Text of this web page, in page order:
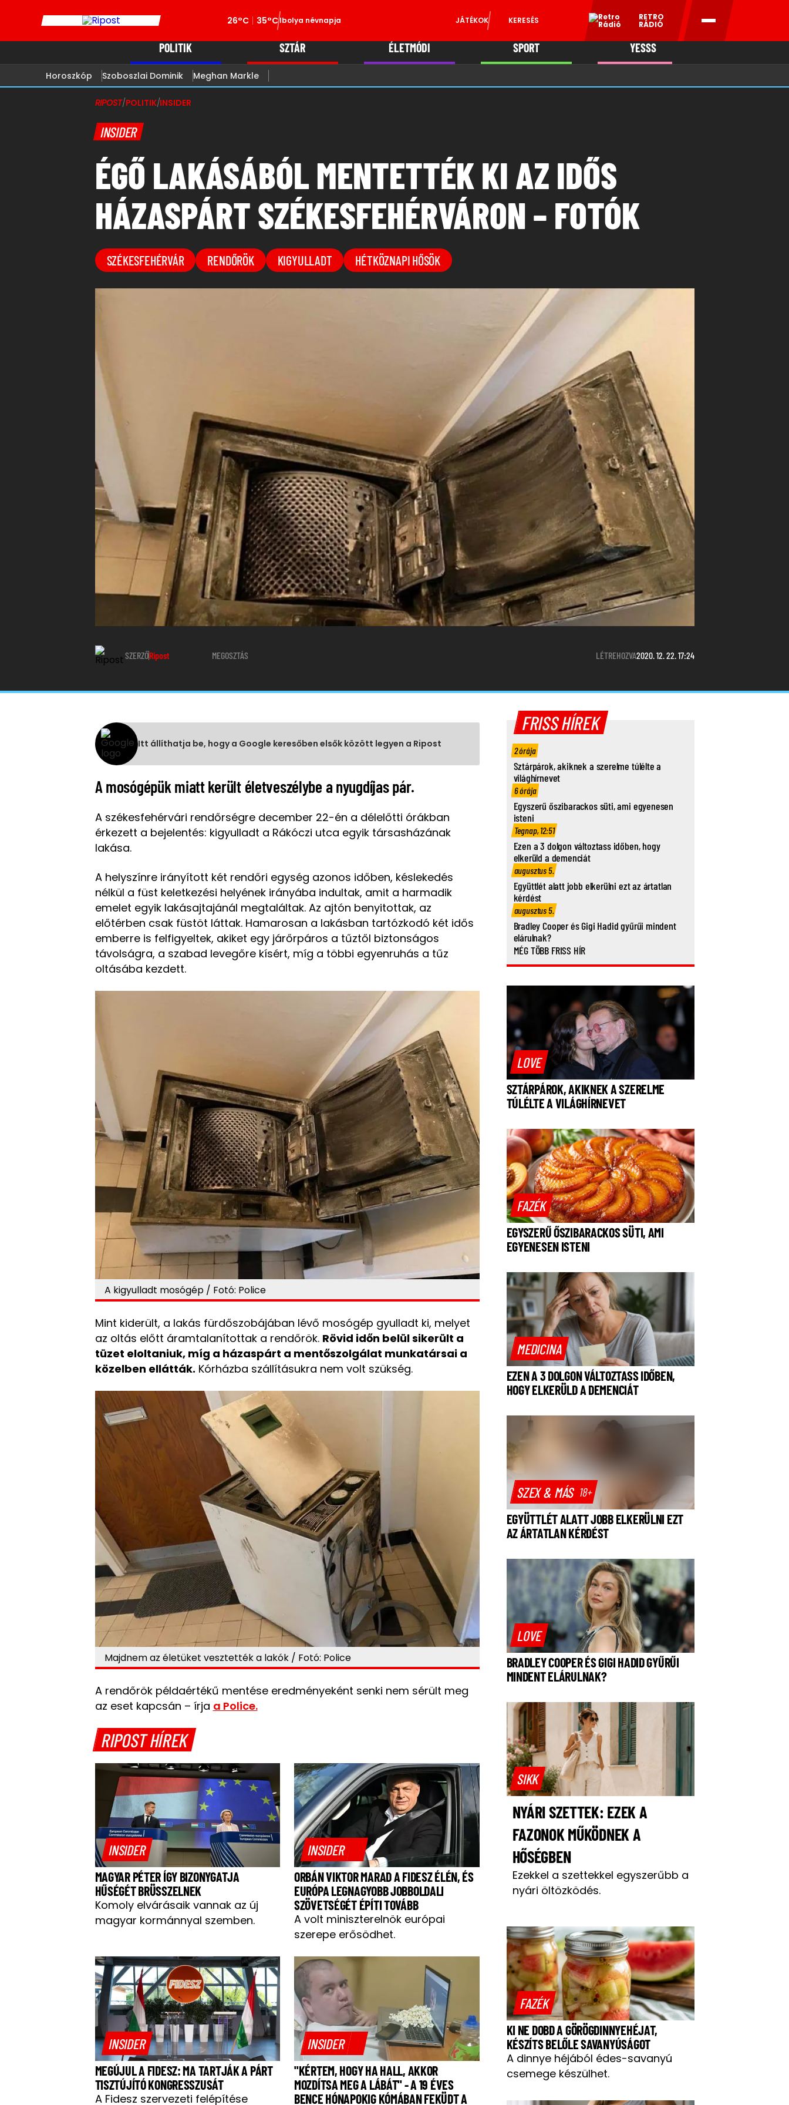
26°C 35°CIbolya névnapja JÁTÉKOK KERESÉS RETRO
RÁDIÓ
POLITIK SZTÁR ÉLETMÓDI SPORT YESSS
Horoszkóp Szoboszlai Dominik Meghan Markle
RIPOST/POLITIK/INSIDER
INSIDER
ÉGŐ LAKÁSÁBÓL MENTETTÉK KI AZ IDŐS
HÁZASPÁRT SZÉKESFEHÉRVÁRON – FOTÓK
SZÉKESFEHÉRVÁR RENDŐRÖK KIGYULLADT HÉTKÖZNAPI HŐSÖK
SZERZŐRipost MEGOSZTÁS LÉTREHOZVA2020. 12. 22. 17:24
Itt állíthatja be, hogy a Google keresőben elsők között legyen a Ripost
A mosógépük miatt került életveszélybe a nyugdíjas pár.
A székesfehérvári rendőrségre december 22-én a délelőtti órákban
érkezett a bejelentés: kigyulladt a Rákóczi utca egyik társasházának
lakása.
A helyszínre irányított két rendőri egység azonos időben, késlekedés
nélkül a füst keletkezési helyének irányába indultak, amit a harmadik
emelet egyik lakásajtajánál megtaláltak. Az ajtón benyitottak, az
előtérben csak füstöt láttak. Hamarosan a lakásban tartózkodó két idős
emberre is felfigyeltek, akiket egy járőrpáros a tűztől biztonságos
távolságra, a szabad levegőre kísért, míg a többi egyenruhás a tűz
oltásába kezdett.
A kigyulladt mosógép / Fotó: Police
Mint kiderült, a lakás fürdőszobájában lévő mosógép gyulladt ki, melyet
az oltás előtt áramtalanítottak a rendőrök. Rövid időn belül sikerült a
tüzet eloltaniuk, míg a házaspárt a mentőszolgálat munkatársai a
közelben ellátták. Kórházba szállításukra nem volt szükség.
Majdnem az életüket vesztették a lakók / Fotó: Police
A rendőrök példaértékű mentése eredményeként senki nem sérült meg
az eset kapcsán – írja a Police.
RIPOST HÍREK
INSIDER
MAGYAR PÉTER ÍGY BIZONYGATJA
HŰSÉGÉT BRÜSSZELNEK
Komoly elvárásaik vannak az új
magyar kormánnyal szemben.
INSIDER
ORBÁN VIKTOR MARAD A FIDESZ ÉLÉN, ÉS
EURÓPA LEGNAGYOBB JOBBOLDALI
SZÖVETSÉGÉT ÉPÍTI TOVÁBB
A volt miniszterelnök európai
szerepe erősödhet.
INSIDER
MEGÚJUL A FIDESZ: MA TARTJÁK A PÁRT
TISZTÚJÍTÓ KONGRESSZUSÁT
A Fidesz szervezeti felépítése
INSIDER
"KÉRTEM, HOGY HA HALL, AKKOR
MOZDÍTSA MEG A LÁBÁT" - A 19 ÉVES
BENCE HÓNAPOKIG KÓMÁBAN FEKÜDT A
FRISS HÍREK
2 órája
Sztárpárok, akiknek a szerelme túlélte a
világhírnevet
6 órája
Egyszerű őszibarackos süti, ami egyenesen
isteni
Tegnap, 12:51
Ezen a 3 dolgon változtass időben, hogy
elkerüld a demenciát
augusztus 5.
Együttlét alatt jobb elkerülni ezt az ártatlan
kérdést
augusztus 5.
Bradley Cooper és Gigi Hadid gyűrűi mindent
elárulnak?
MÉG TÖBB FRISS HÍR
LOVE
SZTÁRPÁROK, AKIKNEK A SZERELME
TÚLÉLTE A VILÁGHÍRNEVET
FAZÉK
EGYSZERŰ ŐSZIBARACKOS SÜTI, AMI
EGYENESEN ISTENI
MEDICINA
EZEN A 3 DOLGON VÁLTOZTASS IDŐBEN,
HOGY ELKERÜLD A DEMENCIÁT
SZEX & MÁS 18+
EGYÜTTLÉT ALATT JOBB ELKERÜLNI EZT
AZ ÁRTATLAN KÉRDÉST
LOVE
BRADLEY COOPER ÉS GIGI HADID GYŰRŰI
MINDENT ELÁRULNAK?
SIKK
NYÁRI SZETTEK: EZEK A
FAZONOK MŰKÖDNEK A
HŐSÉGBEN
Ezekkel a szettekkel egyszerűbb a
nyári öltözködés.
FAZÉK
KI NE DOBD A GÖRÖGDINNYEHÉJAT,
KÉSZÍTS BELŐLE SAVANYÚSÁGOT
A dinnye héjából édes-savanyú
csemege készülhet.